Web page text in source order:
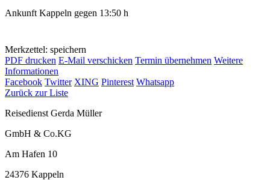
Ankunft Kappeln gegen 13:50 h
Merkzettel: speichern
PDF drucken E-Mail verschicken Termin übernehmen Weitere
Informationen
Facebook Twitter XING Pinterest Whatsapp
Zurück zur Liste
Reisedienst Gerda Müller
GmbH & Co.KG
Am Hafen 10
24376 Kappeln